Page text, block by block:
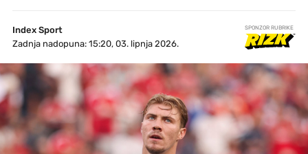
Index Sport
Zadnja nadopuna: 15:20, 03. lipnja 2026.
SPONZOR RUBRIKE